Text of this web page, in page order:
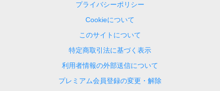
プライバシーポリシー
Cookieについて
このサイトについて
特定商取引法に基づく表示
利用者情報の外部送信について
プレミアム会員登録の変更・解除